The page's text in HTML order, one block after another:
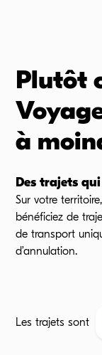
Plutôt
à
Des trajets
Sur votre
bénéficiez de
de transport
d’annulation.
Les trajets sont